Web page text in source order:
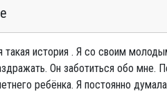
такая история . Я со своим
Он заботиться обо мне.
ребёнка. Я постоянно